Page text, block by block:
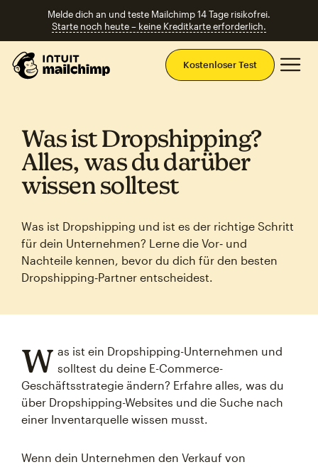
Melde dich an und teste Mailchimp 14 Tage risikofrei.
Starte noch heute – keine Kreditkarte erforderlich.
Kostenloser Test
Was ist Dropshipping?
Alles, was du darüber
wissen solltest
Was ist Dropshipping und ist es der richtige Schritt
für dein Unternehmen? Lerne die Vor‑ und
Nachteile kennen, bevor du dich für den besten
Dropshipping‑Partner entscheidest.
W as ist ein Dropshipping-Unternehmen und
solltest du deine E-Commerce-
Geschäftsstrategie ändern? Erfahre alles, was du
über Dropshipping-Websites und die Suche nach
einer Inventarquelle wissen musst.
Wenn dein Unternehmen den Verkauf von